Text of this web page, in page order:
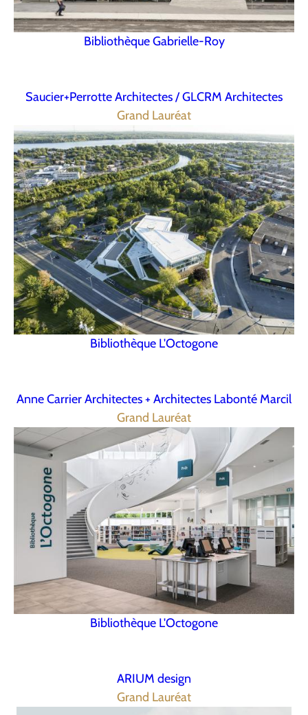
Bibliothèque Gabrielle-Roy
Saucier+Perrotte Architectes / GLCRM Architectes
Grand Lauréat
Bibliothèque L'Octogone
Anne Carrier Architectes + Architectes Labonté Marcil
Grand Lauréat
Bibliothèque L'Octogone
ARIUM design
Grand Lauréat